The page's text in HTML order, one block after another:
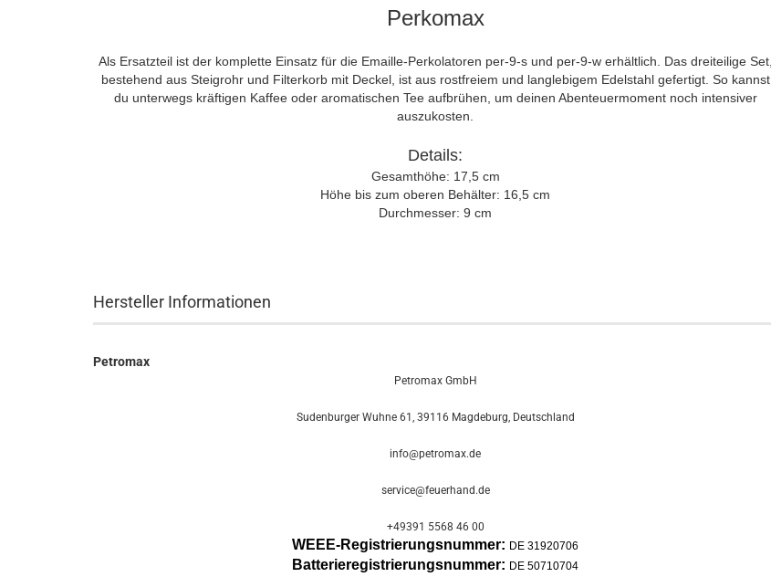
Perkomax
Als Ersatzteil ist der komplette Einsatz für die Emaille-Perkolatoren per-9-s und per-9-w erhältlich. Das dreiteilige Set,
bestehend aus Steigrohr und Filterkorb mit Deckel, ist aus rostfreiem und langlebigem Edelstahl gefertigt. So kannst
du unterwegs kräftigen Kaffee oder aromatischen Tee aufbrühen, um deinen Abenteuermoment noch intensiver
auszukosten.
Details:
Gesamthöhe: 17,5 cm
Höhe bis zum oberen Behälter: 16,5 cm
Durchmesser: 9 cm
Hersteller Informationen
Petromax
Petromax GmbH
Sudenburger Wuhne 61, 39116 Magdeburg, Deutschland
info@petromax.de
service@feuerhand.de
+49391 5568 46 00
WEEE-Registrierungsnummer: DE 31920706
Batterieregistrierungsnummer: DE 50710704